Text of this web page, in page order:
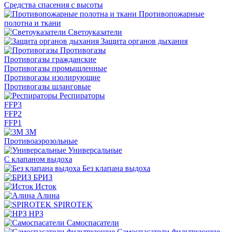
Средства спасения с высоты
Противопожарные
полотна и ткани
Светоуказатели
Защита органов дыхания
Противогазы
Противогазы гражданские
Противогазы промышленные
Противогазы изолирующие
Противогазы шланговые
Респираторы
FFP3
FFP2
FFP1
3М
Противоаэрозольные
Универсальные
С клапаном выдоха
Без клапана выдоха
БРИЗ
Исток
Алина
SPIROTEK
НРЗ
Самоспасатели